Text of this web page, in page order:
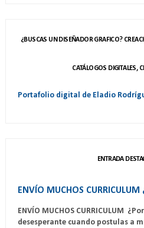
¿BUSCAS UN DISEÑADOR GRAFICO?
CATÁLOGOS DIGITALES,
Portafolio digital de Eladio
ENTRADA
ENVÍO MUCHOS
ENVÍO MUCHOS CURRICULUM
desesperante cuando postulas a